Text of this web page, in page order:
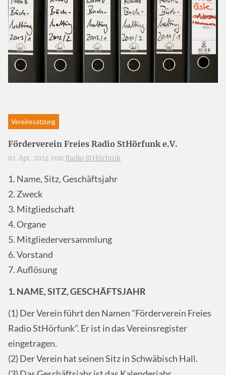
Vereinssatzung
Förderverein Freies Radio StHörfunk e.V.
01. Apr. 2014 von Radio StHörfunk
1. Name, Sitz, Geschäftsjahr
2. Zweck
3. Mitgliedschaft
4. Organe
5. Mitgliederversammlung
6. Vorstand
7. Auflösung
1. NAME, SITZ, GESCHÄFTSJAHR
(1) Der Verein führt den Namen "Förderverein Freies
Radio StHörfunk". Er ist in das Vereinsregister
eingetragen.
(2) Der Verein hat seinen Sitz in Schwäbisch Hall.